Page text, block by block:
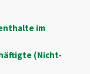
im
(Nicht-